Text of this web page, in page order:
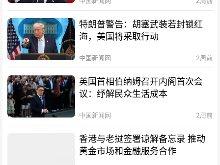
特朗普警告：胡塞武装若封锁红
海，美国将采取行动
中国新闻网 2周前
英国首相伯纳姆召开内阁首次会
议：纾解民众生活成本
中国新闻网 2周前
香港与老挝签署谅解备忘录 推动
黄金市场和金融服务合作